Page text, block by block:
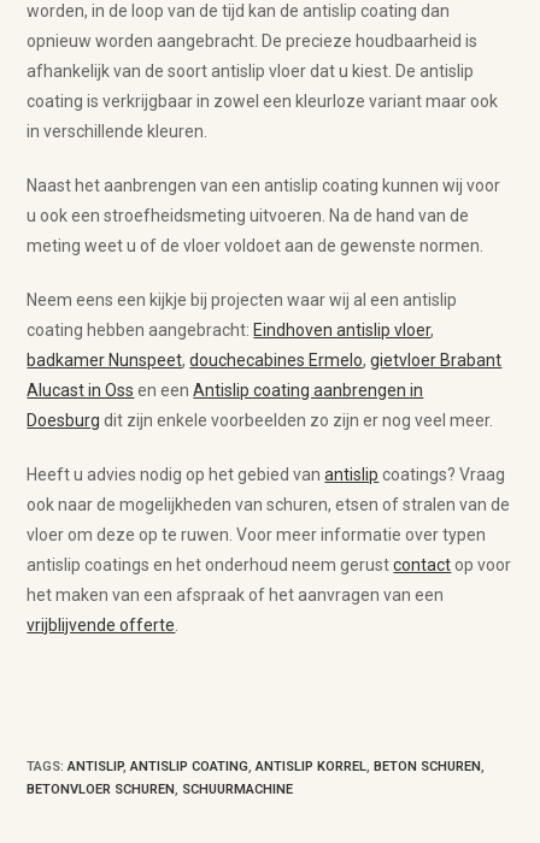
worden, in de loop van de tijd kan de antislip coating dan
opnieuw worden aangebracht. De precieze houdbaarheid is
afhankelijk van de soort antislip vloer dat u kiest. De antislip
coating is verkrijgbaar in zowel een kleurloze variant maar ook
in verschillende kleuren.
Naast het aanbrengen van een antislip coating kunnen wij voor
u ook een stroefheidsmeting uitvoeren. Na de hand van de
meting weet u of de vloer voldoet aan de gewenste normen.
Neem eens een kijkje bij projecten waar wij al een antislip
coating hebben aangebracht: Eindhoven antislip vloer,
badkamer Nunspeet,douchecabines Ermelo,gietvloer Brabant
Alucast in Oss en eenAntislip coating aanbrengen in
Doesburg dit zijn enkele voorbeelden zo zijn er nog veel meer.
Heeft u advies nodig op het gebied vanantislip coatings? Vraag
ook naar de mogelijkheden van schuren, etsen of stralen van de
vloer om deze op te ruwen. Voor meer informatie over typen
antislip coatings en het onderhoud neem gerustcontactop voor
het maken van een afspraak of het aanvragen van een
vrijblijvende offerte
TAGS:ANTISLIP, ANTISLIP COATING, ANTISLIP KORREL, BETON SCHUREN,
BETONVLOER SCHUREN, SCHUURMACHINE